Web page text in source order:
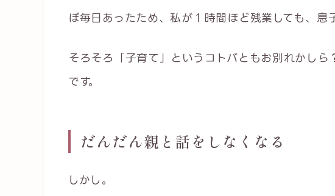
ぼ毎日あったため、私が１時間ほど残業しても、息
そろそろ「子育て」というコトバともお別れかしら
です。
だんだん親と話をしなくなる
しかし。